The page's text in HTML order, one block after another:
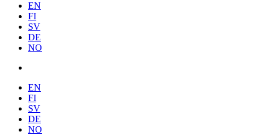
EN
FI
SV
DE
NO
EN
FI
SV
DE
NO